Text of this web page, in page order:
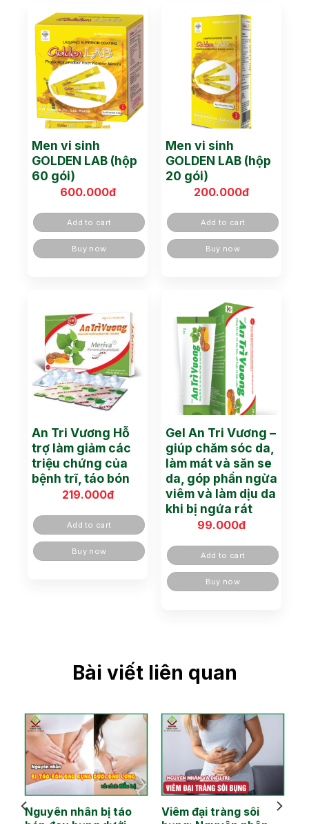
Men vi sinh
GOLDEN LAB (hộp
60 gói)
600.000đ
Add to cart
Buy now
Men vi sinh
GOLDEN LAB (hộp
20 gói)
200.000đ
Add to cart
Buy now
An Tri Vương Hỗ
trợ làm giảm các
triệu chứng của
bệnh trĩ, táo bón
219.000đ
Add to cart
Buy now
Gel An Tri Vương –
giúp chăm sóc da,
làm mát và săn se
da, góp phần ngừa
viêm và làm dịu da
khi bị ngứa rát
99.000đ
Add to cart
Buy now
Bài viết liên quan
Nguyên nhân bị táo
Viêm đại tràng sôi